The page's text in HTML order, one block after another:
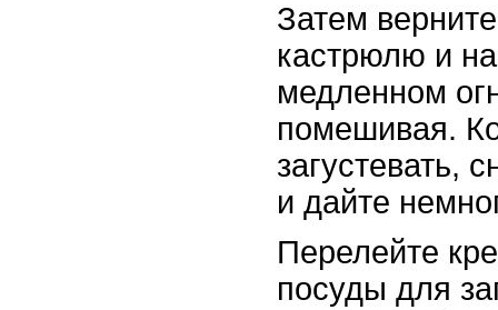
Затем
кастрюлю и
медленном
помешивая.
загустевать,
и дайте
Перелейте
посуды для